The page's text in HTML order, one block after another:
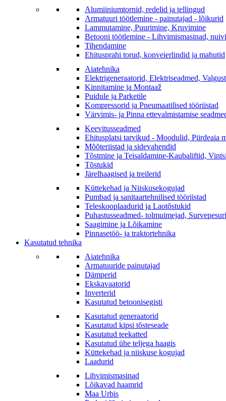
Alumiiniumtornid, redelid ja tellingud
Armatuuri töötlemine - painutajad - lõikurid
Lammutamine, Puurimine, Kruvimine
Betooni töötlemine - Lihvimismasinad,
Tihendamine
Ehitusprahi torud, konveierlindid ja mahutid
Aiatehnika
Elektrigeneraatorid, Elektriseadmed,
Kinnitamine ja Montaaž
Puidule ja Parketile
Kompressorid ja Pneumaatilised tööriistad
Värvimis- ja Pinna ettevalmistamise
Keevitusseadmed
Ehitusplatsi tarvikud - Moodulid, Piirdeaia
Mõõteriistad ja sidevahendid
Tõstmine ja Teisaldamine-Kaubaliftid,
Tõstukid
Järelhaagised ja treilerid
Küttekehad ja Niiskusekogujad
Pumbad ja sanitaartehnilised tööriistad
Teleskooplaadurid ja Laotõstukid
Puhastusseadmed- tolmuimejad,
Saagimine ja Lõikamine
Pinnasetöö- ja traktortehnika
Kasutatud tehnika
Aiatehnika
Armatuuride painutajad
Dämperid
Ekskavaatorid
Inverterid
Kasutatud betoonisegisti
Kasutatud generaatorid
Kasutatud kipsi tõsteseade
Kasutatud teekatted
Kasutatud ühe teljega haagis
Küttekehad ja niiskuse kogujad
Laadurid
Lihvimismasinad
Lõikavad haamrid
Maa Urbis